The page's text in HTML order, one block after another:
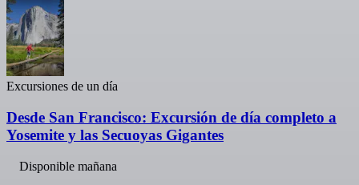
Excursiones de un día
Desde San Francisco: Excursión de día completo a
Yosemite y las Secuoyas Gigantes
Disponible mañana